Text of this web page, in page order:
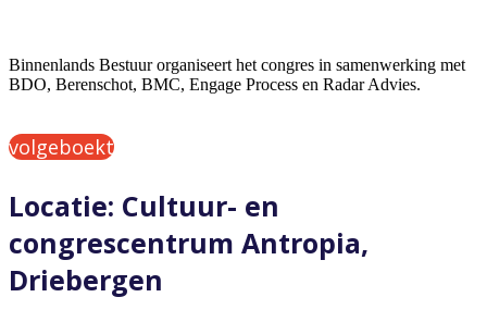
Binnenlands Bestuur organiseert het congres in samenwerking met
BDO, Berenschot, BMC, Engage Process en Radar Advies.
volgeboekt
Locatie: Cultuur- en
congrescentrum Antropia,
Driebergen